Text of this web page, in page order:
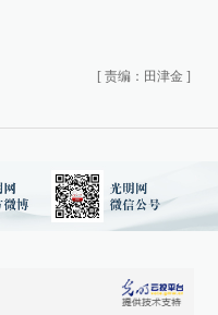
[ 责编：田津金 ]